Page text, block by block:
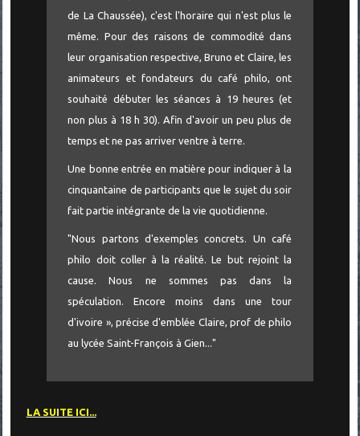
de La Chaussée), c'est l'horaire qui n'est plus le
même. Pour des raisons de commodité dans
leur organisation respective, Bruno et Claire, les
animateurs et fondateurs du café philo, ont
souhaité débuter les séances à 19 heures (et
non plus à 18 h 30). Afin d'avoir un peu plus de
temps et ne pas arriver ventre à terre.
Une bonne entrée en matière pour indiquer à la
cinquantaine de participants que le sujet du soir
fait partie intégrante de la vie quotidienne.
"Nous partons d'exemples concrets. Un café
philo doit coller à la réalité. Le but rejoint la
cause. Nous ne sommes pas dans la
spéculation. Encore moins dans une tour
d'ivoire », précise d'emblée Claire, prof de philo
au lycée Saint-François à Gien..."
LA SUITE ICI...